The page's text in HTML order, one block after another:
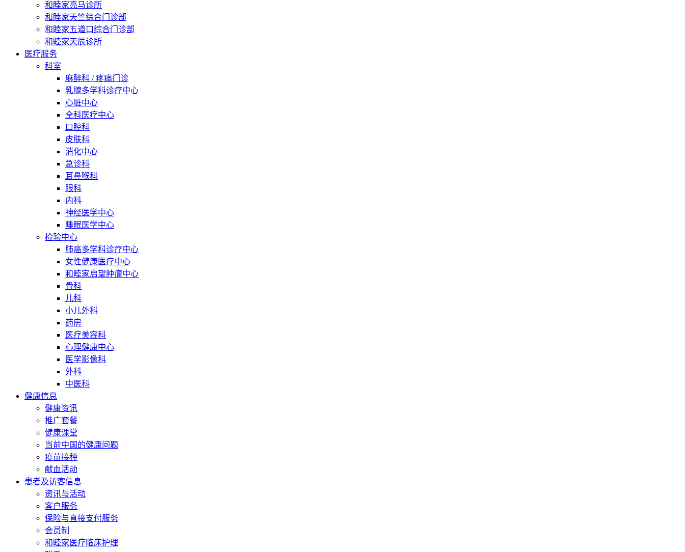
和睦家亮马诊所
和睦家天竺综合门诊部
和睦家五道口综合门诊部
和睦家天辰诊所
医疗服务
科室
麻醉科 / 疼痛门诊
乳腺多学科诊疗中心
心脏中心
全科医疗中心
口腔科
皮肤科
消化中心
急诊科
耳鼻喉科
眼科
内科
神经医学中心
睡眠医学中心
检验中心
肺癌多学科诊疗中心
女性健康医疗中心
和睦家启望肿瘤中心
骨科
儿科
小儿外科
药房
医疗美容科
心理健康中心
医学影像科
外科
中医科
健康信息
健康资讯
推广套餐
健康课堂
当前中国的健康问题
疫苗接种
献血活动
患者及访客信息
资讯与活动
客户服务
保险与直接支付服务
会员制
和睦家医疗临床护理